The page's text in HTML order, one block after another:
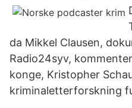
da Mikkel Clausen,
Radio24syv,
konge, Kristopher
kriminaletterforskning